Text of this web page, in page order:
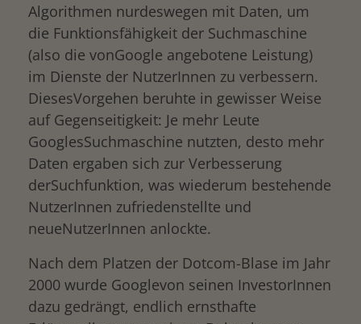
Algorithmen nurdeswegen mit Daten, um
die Funktionsfähigkeit der Suchmaschine
(also die vonGoogle angebotene Leistung)
im Dienste der NutzerInnen zu verbessern.
DiesesVorgehen beruhte in gewisser Weise
auf Gegenseitigkeit: Je mehr Leute
GooglesSuchmaschine nutzten, desto mehr
Daten ergaben sich zur Verbesserung
derSuchfunktion, was wiederum bestehende
NutzerInnen zufriedenstellte und
neueNutzerInnen anlockte.
Nach dem Platzen der Dotcom-Blase im Jahr
2000 wurde Googlevon seinen InvestorInnen
dazu gedrängt, endlich ernsthafte